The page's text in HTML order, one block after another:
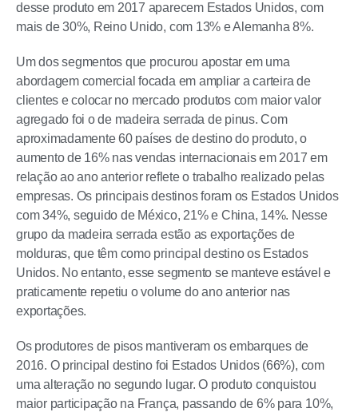
desse produto em 2017 aparecem Estados Unidos, com
mais de 30%, Reino Unido, com 13% e Alemanha 8%.
Um dos segmentos que procurou apostar em uma
abordagem comercial focada em ampliar a carteira de
clientes e colocar no mercado produtos com maior valor
agregado foi o de madeira serrada de pinus. Com
aproximadamente 60 países de destino do produto, o
aumento de 16% nas vendas internacionais em 2017 em
relação ao ano anterior reflete o trabalho realizado pelas
empresas. Os principais destinos foram os Estados Unidos
com 34%, seguido de México, 21% e China, 14%. Nesse
grupo da madeira serrada estão as exportações de
molduras, que têm como principal destino os Estados
Unidos. No entanto, esse segmento se manteve estável e
praticamente repetiu o volume do ano anterior nas
exportações.
Os produtores de pisos mantiveram os embarques de
2016. O principal destino foi Estados Unidos (66%), com
uma alteração no segundo lugar. O produto conquistou
maior participação na França, passando de 6% para 10%,